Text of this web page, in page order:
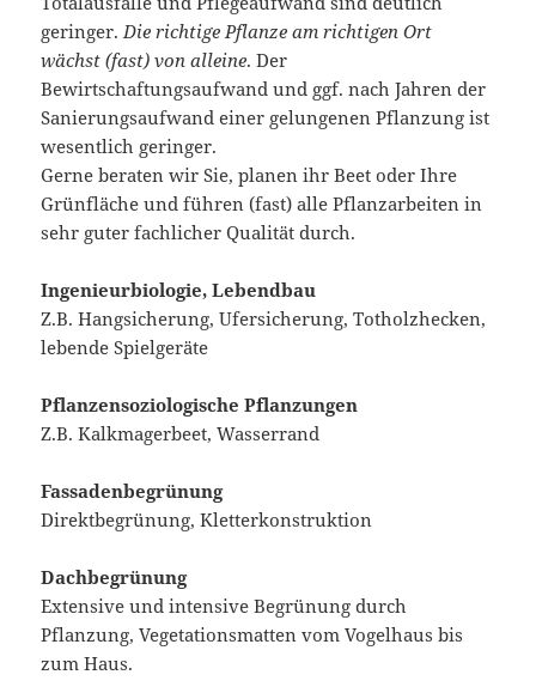
geringer. Die richtige Pflanze am richtigen Ort
wächst (fast) von alleine. Der
Bewirtschaftungsaufwand und ggf. nach Jahren der
Sanierungsaufwand einer gelungenen Pflanzung ist
wesentlich geringer.
Gerne beraten wir Sie, planen ihr Beet oder Ihre
Grünfläche und führen (fast) alle Pflanzarbeiten in
sehr guter fachlicher Qualität durch.
Ingenieurbiologie, Lebendbau
Z.B. Hangsicherung, Ufersicherung, Totholzhecken,
lebende Spielgeräte
Pflanzensoziologische Pflanzungen
Z.B. Kalkmagerbeet, Wasserrand
Fassadenbegrünung
Direktbegrünung, Kletterkonstruktion
Dachbegrünung
Extensive und intensive Begrünung durch
Pflanzung, Vegetationsmatten vom Vogelhaus bis
zum Haus.